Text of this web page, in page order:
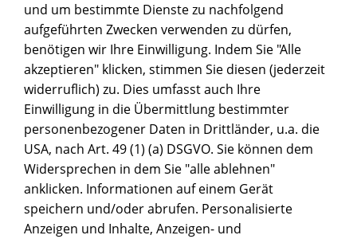
und um bestimmte Dienste zu nachfolgend
aufgeführten Zwecken verwenden zu dürfen,
benötigen wir Ihre Einwilligung. Indem Sie "Alle
akzeptieren" klicken, stimmen Sie diesen (jederzeit
widerruflich) zu. Dies umfasst auch Ihre
Einwilligung in die Übermittlung bestimmter
personenbezogener Daten in Drittländer, u.a. die
USA, nach Art. 49 (1) (a) DSGVO. Sie können dem
Widersprechen in dem Sie "alle ablehnen"
anklicken. Informationen auf einem Gerät
speichern und/oder abrufen. Personalisierte
Anzeigen und Inhalte, Anzeigen- und